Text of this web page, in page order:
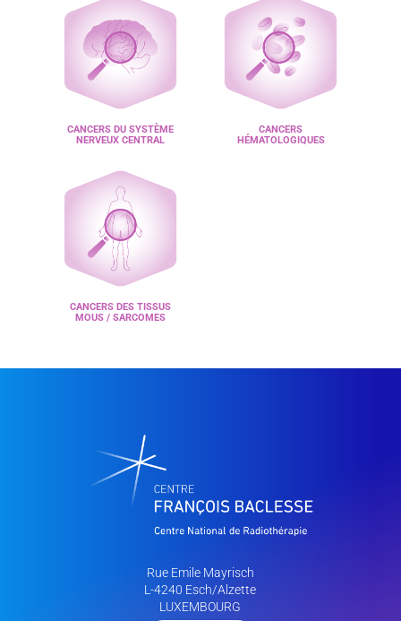
CANCERS DU SYSTÈME
NERVEUX CENTRAL
CANCERS
HÉMATOLOGIQUES
CANCERS DES TISSUS
MOUS / SARCOMES
Rue Emile Mayrisch
L-4240 Esch/Alzette
LUXEMBOURG